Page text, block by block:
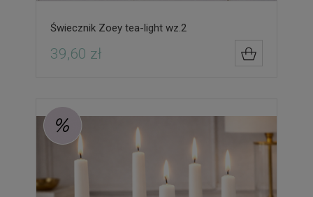
Świecznik Zoey tea-light wz.2
39,60 zł